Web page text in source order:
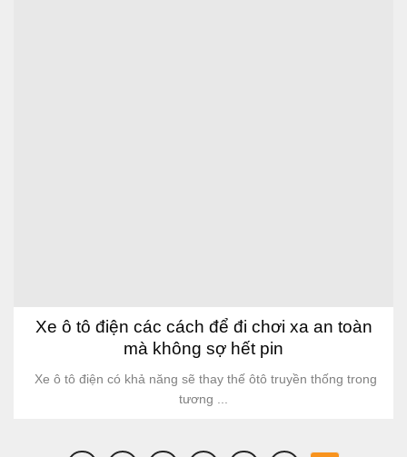
Xe ô tô điện các cách để đi chơi xa an toàn
mà không sợ hết pin
Xe ô tô điện có khả năng sẽ thay thế ôtô truyền thống trong
tương ...